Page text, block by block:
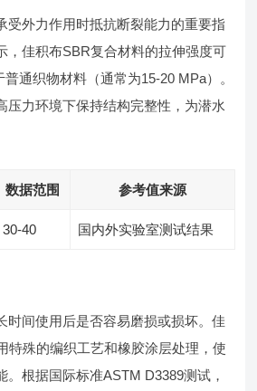
受外力作用时抵抗断裂能力的重要指
，佳积布SBR复合材料的拉伸强度可
普通织物材料（通常为15-20 MPa）。
压力环境下保持结构完整性，为潜水
数据范围 参考值来源
30-40 国内外实验室测试结果
时间使用后是否容易磨损或损坏。佳
特殊的编织工艺和橡胶涂层处理，使
。根据国际标准ASTM D3389测试，